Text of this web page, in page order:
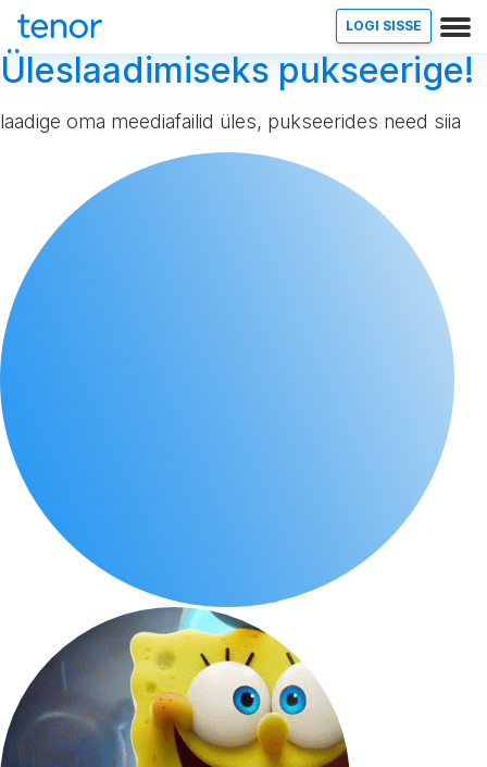
LOGI SISSE
Üleslaadimiseks pukseerige!
laadige oma meediafailid üles, pukseerides need siia